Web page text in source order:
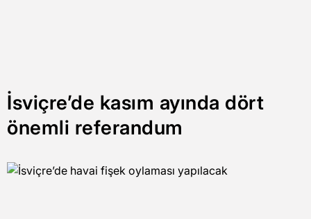
İsviçre’de kasım ayında dört
önemli referandum